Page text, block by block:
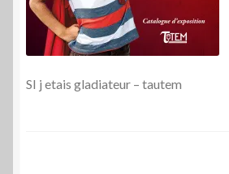
SI j etais gladiateur – tautem